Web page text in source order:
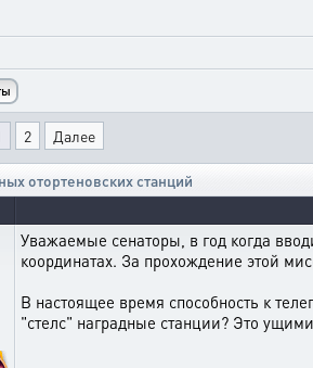
2 Далее
отортеновских станций
Уважаемые сенаторы, в год когда
координатах. За прохождение этой
В настоящее время способность к
"стелс" наградные станции? Это